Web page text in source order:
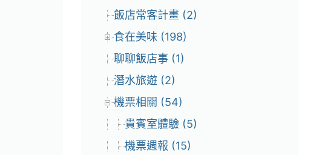
飯店常客計畫 (2)
食在美味 (198)
聊聊飯店事 (1)
潛水旅遊 (2)
機票相關 (54)
貴賓室體驗 (5)
機票週報 (15)